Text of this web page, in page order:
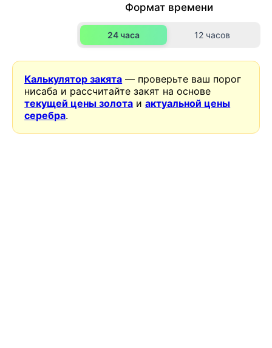
Формат времени
24 часа 12 часов
Калькулятор закята — проверьте ваш порог
нисаба и рассчитайте закят на основе
текущей цены золота иактуальной цены
серебра.